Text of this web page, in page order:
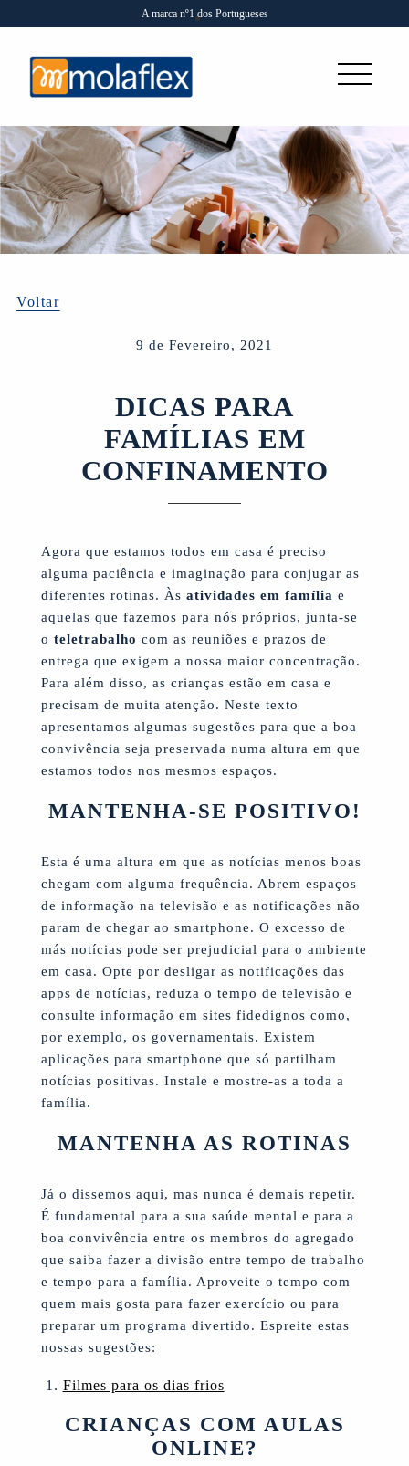
A marca nº1 dos Portugueses
Voltar
9 de Fevereiro, 2021
DICAS PARA
FAMÍLIAS EM
CONFINAMENTO
Agora que estamos todos em casa é preciso
alguma paciência e imaginação para conjugar as
diferentes rotinas. Às atividades em família e
aquelas que fazemos para nós próprios, junta-se
o teletrabalho com as reuniões e prazos de
entrega que exigem a nossa maior concentração.
Para além disso, as crianças estão em casa e
precisam de muita atenção. Neste texto
apresentamos algumas sugestões para que a boa
convivência seja preservada numa altura em que
estamos todos nos mesmos espaços.
MANTENHA-SE POSITIVO!
Esta é uma altura em que as notícias menos boas
chegam com alguma frequência. Abrem espaços
de informação na televisão e as notificações não
param de chegar ao smartphone. O excesso de
más notícias pode ser prejudicial para o ambiente
em casa. Opte por desligar as notificações das
apps de notícias, reduza o tempo de televisão e
consulte informação em sites fidedignos como,
por exemplo, os governamentais. Existem
aplicações para smartphone que só partilham
notícias positivas. Instale e mostre-as a toda a
família.
MANTENHA AS ROTINAS
Já o dissemos aqui, mas nunca é demais repetir.
É fundamental para a sua saúde mental e para a
boa convivência entre os membros do agregado
que saiba fazer a divisão entre tempo de trabalho
e tempo para a família. Aproveite o tempo com
quem mais gosta para fazer exercício ou para
preparar um programa divertido. Espreite estas
nossas sugestões:
Filmes para os dias frios
CRIANÇAS COM AULAS
ONLINE?